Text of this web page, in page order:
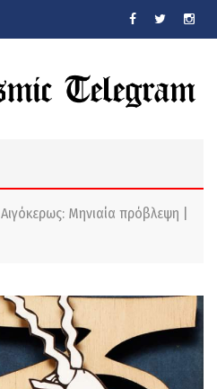
Αιγόκερως: Μηνιαία πρόβλεψη |